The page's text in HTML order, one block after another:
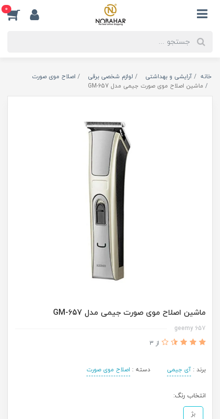
0
خانه آرایشی و بهداشتی لوازم شخصی برقی
اصلاح موی صورت
ماشین اصلاح موی صورت جیمی مدل GM-657
ماشین اصلاح موی صورت جیمی مدل GM-657
657 geemy
از 3
برند : آی جیمی دسته : اصلاح موی صورت
انتخاب رنگ:
بژ